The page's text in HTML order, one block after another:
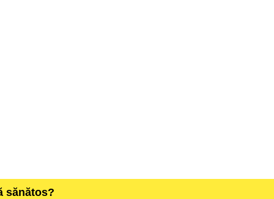
sănătos?